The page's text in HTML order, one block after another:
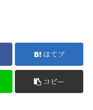
はてブ
コピー